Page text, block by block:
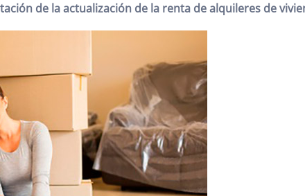
de la actualización de la renta de alquileres de